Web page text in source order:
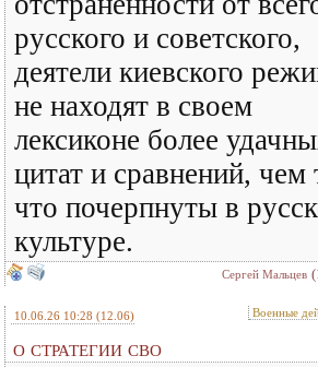
русского и советского,
деятели киевского
не находят в своем
лексиконе более
цитат и сравнений, чем
что почерпнуты в
культуре.
Сергей Мальцев
10.06.26 10:28 (12.06) Военные
О СТРАТЕГИИ СВО